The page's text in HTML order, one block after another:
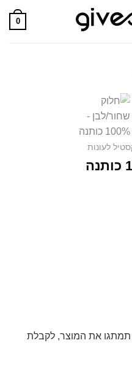
0
לעונות
תמתגו את המוצר, לקבלת